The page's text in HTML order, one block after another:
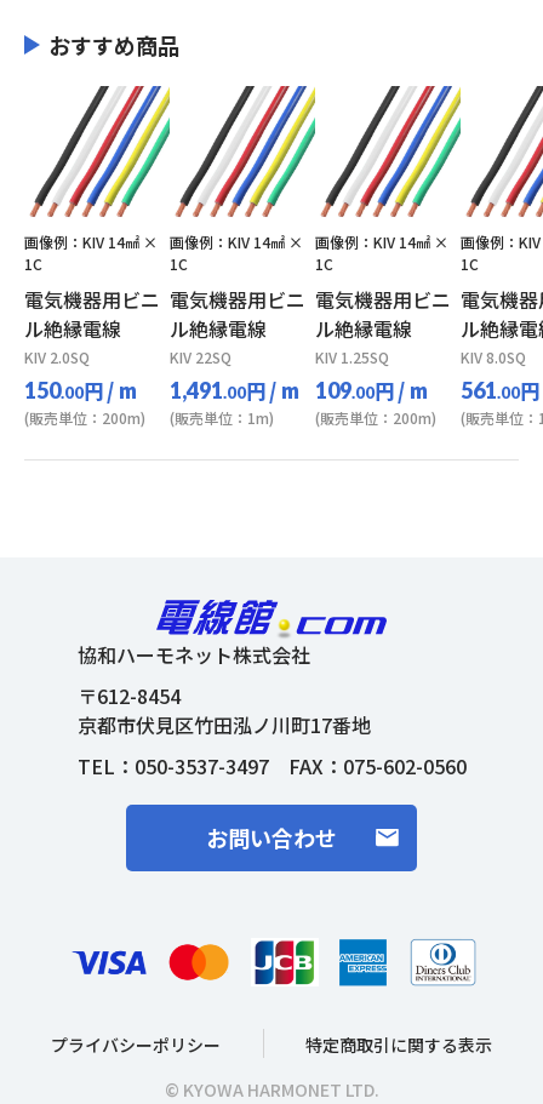
おすすめ商品
画像例：KIV 14㎟ ×
1C
電気機器用ビニ
ル絶縁電線
KIV 2.0SQ
150.00円/ m
(販売単位：200m)
画像例：KIV 14㎟ ×
1C
電気機器用ビニ
ル絶縁電線
KIV 22SQ
1,491.00円/ m
(販売単位：1m)
画像例：KIV 14㎟ ×
1C
電気機器用ビニ
ル絶縁電線
KIV 1.25SQ
109.00円/ m
(販売単位：200m)
画像例：
1C
電気機
ル絶縁
KIV 8.0SQ
561.00円
(販売単位
協和ハーモネット株式会社
〒612-8454
京都市伏見区竹田泓ノ川町17番地
TEL： 050-3537-3497FAX：075-602-0560
お問い合わせ
プライバシーポリシー
特定商取引に関する表示
© KYOWA HARMONET LTD.